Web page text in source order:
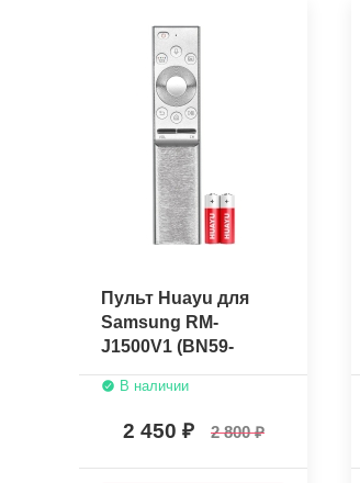
Пульт Huayu для
Samsung RM-
J1500V1 (BN59-
01265A, TM1270A)
(голосовое
управление)
(HRM1732+батарейки
В наличии
2 450 2 800